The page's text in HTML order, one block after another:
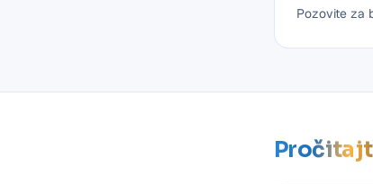
Pozovite za